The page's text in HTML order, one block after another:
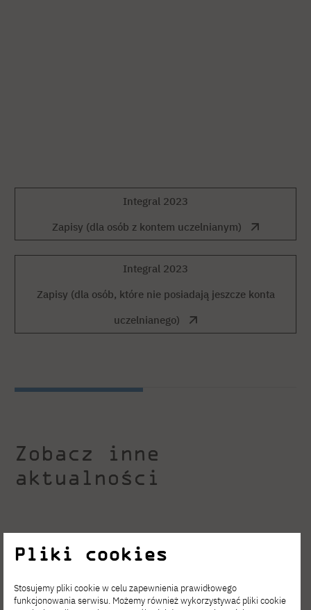
Integral 2023
Zapisy (dla osób z kontem uczelnianym)
Integral 2023
Zapisy (dla osób, które nie posiadają jeszcze konta
uczelnianego)
Zobacz inne
aktualności
Pliki cookies
Stosujemy pliki cookie w celu zapewnienia prawidłowego
funkcjonowania serwisu. Możemy również wykorzystywać pliki cookie